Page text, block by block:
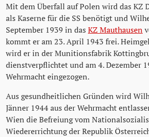
Mit dem Überfall auf Polen wird das KZ
als Kaserne für die SS benötigt und
September 1939 in das KZ Mauthausen
kommt er am 23. April 1943 frei.
wird er in der Munitionsfabrik
dienstverpflichtet und am 4. Dezember
Wehrmacht eingezogen.
Aus gesundheitlichen Gründen wird
Jänner 1944 aus der Wehrmacht
Wien die Befreiung vom
Wiedererrichtung der Republik